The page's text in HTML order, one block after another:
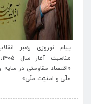
پیام نوروزی رهبر انقلاب به
مناسبت آغاز سال ۱۴۰۵؛ سال
«اقتصاد مقاومتی در سایه وحدت
ملّی و امنیّت ملّی»